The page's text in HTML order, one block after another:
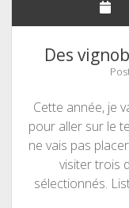
Des
Cette année, je
pour aller sur le
ne vais pas
visiter trois
sélectionnés.